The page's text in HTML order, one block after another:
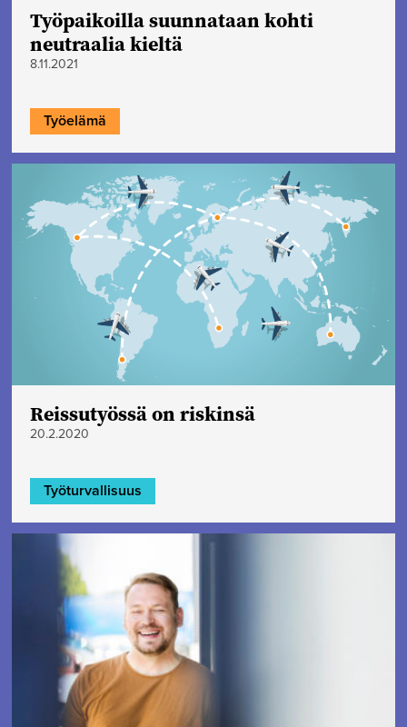
Työpaikoilla suunnataan kohti
neutraalia kieltä
8.11.2021
Työelämä
Reissutyössä on riskinsä
20.2.2020
Työturvallisuus